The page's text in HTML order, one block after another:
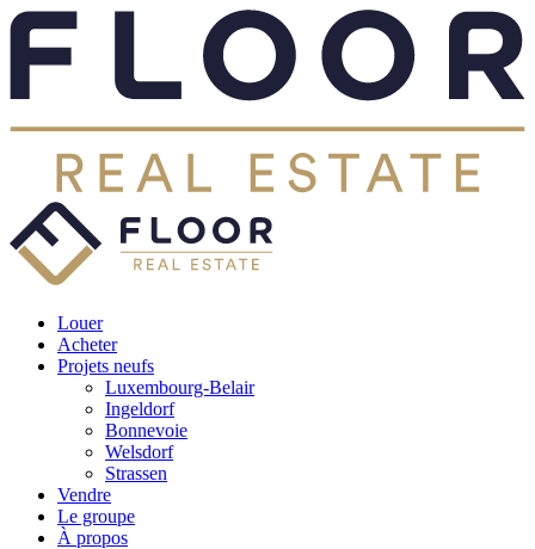
Louer
Acheter
Projets neufs
Luxembourg-Belair
Ingeldorf
Bonnevoie
Welsdorf
Strassen
Vendre
Le groupe
À propos